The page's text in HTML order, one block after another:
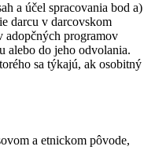
a účel spracovania bod a)
darcu v darcovskom
adopčných programov
alebo do jeho odvolania.
sa týkajú, ak osobitný
a etnickom pôvode,